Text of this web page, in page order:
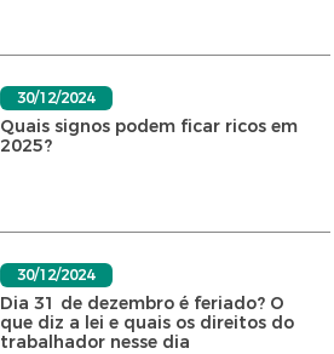
30/12/2024
Quais signos podem ficar ricos em
2025?
30/12/2024
Dia 31 de dezembro é feriado? O
que diz a lei e quais os direitos do
trabalhador nesse dia